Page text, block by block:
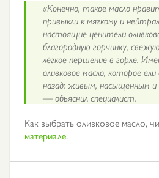
«Конечно, такое масло
привыкли к мягкому и
настоящие ценители
благородную горчинку,
лёгкое першение в горле.
оливковое масло, которое
назад: живым, насыщенным и
— объяснил специалист.
Как выбрать оливковое масло,
материале.